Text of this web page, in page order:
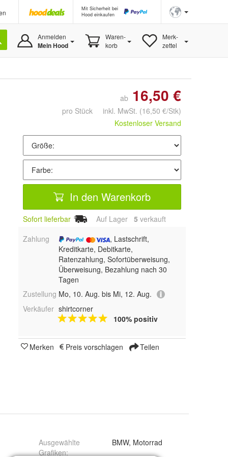
Mit Sicherheit bei
Hood einkaufen
Anmelden
Mein Hood
Waren-
korb
Merk-
zettel
ab 16,50 €
pro Stück inkl. MwSt. (16,50 €/Stk)
Kostenloser Versand
In den Warenkorb
Sofort lieferbar Auf Lager 5 verkauft
Zahlung
, Lastschrift,
Kreditkarte, Debitkarte,
Ratenzahlung, Sofortüberweisung,
Überweisung, Bezahlung nach 30
Tagen
Zustellung Mo, 10. Aug. bis Mi, 12. Aug.
Verkäufer shirtcorner
100% positiv
Merken Preis vorschlagen Teilen
Ausgewählte
Grafiken:
BMW, Motorrad